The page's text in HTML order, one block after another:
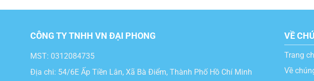
CÔNG TY TNHH VN ĐẠI PHONG
MST: 0312084735
Địa chi: 54/6E Ấp Tiền Lân, Xã Bà Điểm, Thành Phố Hồ Chí Minh
VỀ
Trang
Về